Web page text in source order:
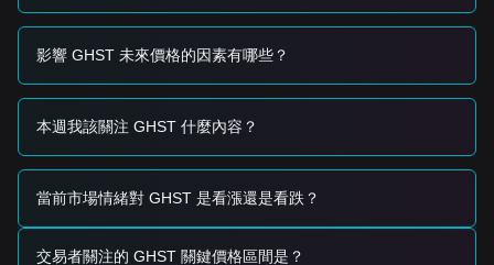
•遊戲實用性：對 Aavegotchi NFT 的需求以及 GHST 在
因素。
交易信號
潛在買入區間
• 如果 GHST 價格接近$0.0420 - $0.0422支撐區並顯示出穩
定跡象或「雙底」形態，可能會出現短期買入機會。
• 需要伴隨顯著成交量擴張的$0.0457阻力位突破，才能確認
• 如果 GHST 收盤未能守住$0.0422水平，市場可能進入進一
影響 GHST 未來價格的因素有哪些？
本週我該關注 GHST 什麼內容？
當前市場情緒對 GHST 是看漲還是看跌？
交易者關注的 GHST 關鍵價格區間是？